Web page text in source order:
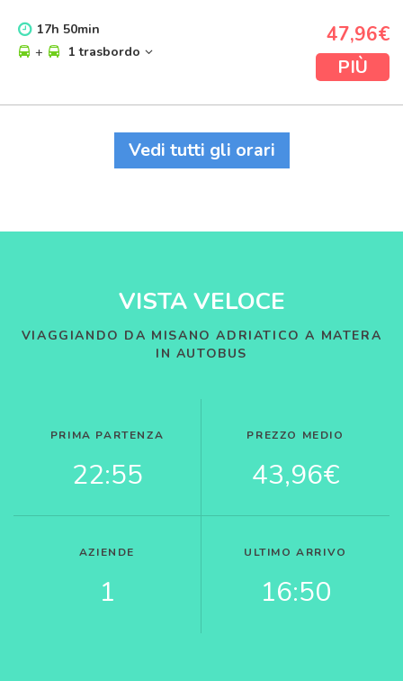
17h 50min
+
1 trasbordo
47,96€
PIÙ
Vedi tutti gli orari
VISTA VELOCE
VIAGGIANDO DA MISANO ADRIATICO A MATERA
IN AUTOBUS
PRIMA PARTENZA
22:55
PREZZO MEDIO
43,96€
AZIENDE
1
ULTIMO ARRIVO
16:50